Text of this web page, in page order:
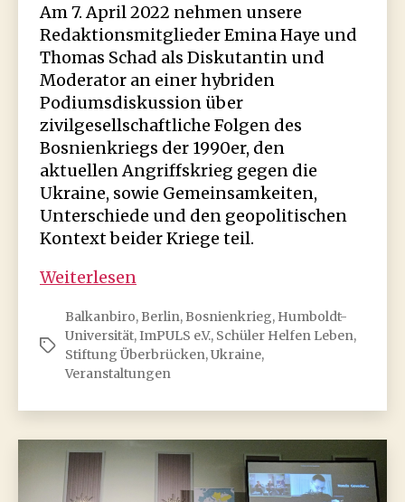
Am 7. April 2022 nehmen unsere
Redaktionsmitglieder Emina Haye und
Thomas Schad als Diskutantin und
Moderator an einer hybriden
Podiumsdiskussion über
zivilgesellschaftliche Folgen des
Bosnienkriegs der 1990er, den
aktuellen Angriffskrieg gegen die
Ukraine, sowie Gemeinsamkeiten,
Unterschiede und den geopolitischen
Kontext beider Kriege teil.
Weiterlesen
–
Ukraine
2022:
Antworten
auf
den
Krieg
Schlagwörter
Balkanbiro, Berlin, Bosnienkrieg, Humboldt-
Universität,ImPULS e.V., Schüler Helfen Leben,
Stiftung Überbrücken,Ukraine,
Veranstaltungen